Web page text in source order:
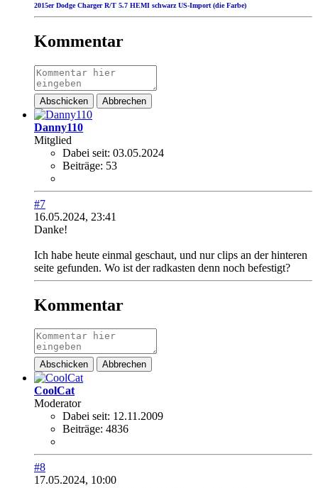
2015er Dodge Charger R/T 5.7 HEMI schwarz US-Import (die Farbe)
Kommentar
Abschicken Abbrechen
Danny110
Mitglied
Dabei seit: 03.05.2024
Beiträge: 53
#7
16.05.2024, 23:41
Danke!
Ich habe heute einmal geschaut, und nur clips an der hinteren
seite gefunden. Wo ist der radkasten denn noch befestigt?
Kommentar
Abschicken Abbrechen
CoolCat
Moderator
Dabei seit: 12.11.2009
Beiträge: 4836
#8
17.05.2024, 10:00